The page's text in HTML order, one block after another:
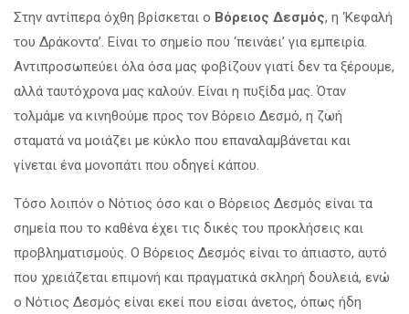
Στην αντίπερα όχθη βρίσκεται ο Βόρειος Δεσμός, η ‘Κεφαλή
του Δράκοντα’. Είναι το σημείο που ‘πεινάει’ για εμπειρία.
Αντιπροσωπεύει όλα όσα μας φοβίζουν γιατί δεν τα ξέρουμε,
αλλά ταυτόχρονα μας καλούν. Είναι η πυξίδα μας. Όταν
τολμάμε να κινηθούμε προς τον Βόρειο Δεσμό, η ζωή
σταματά να μοιάζει με κύκλο που επαναλαμβάνεται και
γίνεται ένα μονοπάτι που οδηγεί κάπου.
Τόσο λοιπόν ο Νότιος όσο και ο Βόρειος Δεσμός είναι τα
σημεία που το καθένα έχει τις δικές του προκλήσεις και
προβληματισμούς. Ο Βόρειος Δεσμός είναι το άπιαστο, αυτό
που χρειάζεται επιμονή και πραγματικά σκληρή δουλειά, ενώ
ο Νότιος Δεσμός είναι εκεί που είσαι άνετος, όπως ήδη